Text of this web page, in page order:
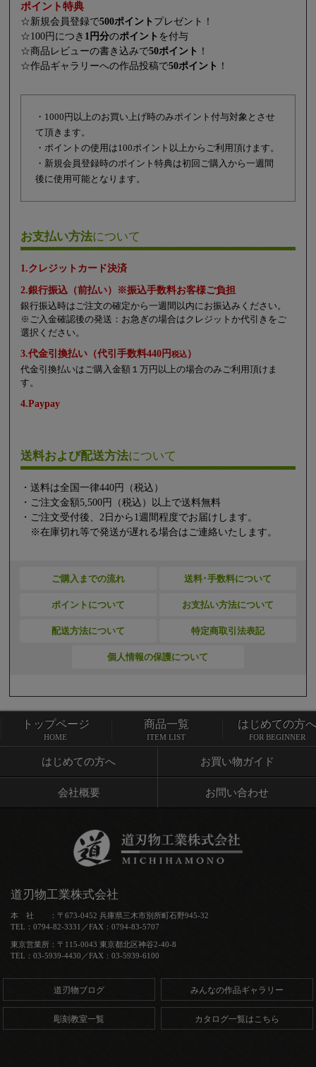
ポイント特典
☆新規会員登録で500ポイント プレゼント！
☆100円につき 1円分のポイント を付与
☆商品レビューの書き込みで50ポイント ！
☆作品ギャラリーへの作品投稿で50ポイント ！
・1000円以上のお買い上げ時のみポイント付与対象とさせ
て頂きます。
・ポイントの使用は100ポイント以上からご利用頂けます。
・新規会員登録時のポイント特典は初回ご購入から一週間
後に使用可能となります。
お支払い方法について
1.クレジットカード決済
2.銀行振込（前払い）※振込手数料お客様ご負担
銀行振込時はご注文の確定から一週間以内にお振込みください。
※ご入金確認後の発送：お急ぎの場合はクレジットか代引きをご
選択ください。
3.代金引換払い（代引手数料440円税込）
代金引換払いはご購入金額１万円以上の場合のみご利用頂けま
す。
4.Paypay
送料および配送方法について
・送料は全国一律440円（税込）
・ご注文金額5,500円（税込）以上で送料無料
・ご注文受付後、2日から1週間程度でお届けします。
※在庫切れ等で発送が遅れる場合はご連絡いたします。
ご購入までの流れ 送料･手数料について
ポイントについて お支払い方法について
配送方法について 特定商取引法表記
個人情報の保護について
トップページ 商品一覧
はじめての方へ お買い物ガイド
会社概要 お問い合わせ
トップページ
HOME
商品一覧
ITEM LIST
はじめての方へ
FOR BEGINNER
道刃物工業株式会社
本 社 ：〒673-0452 兵庫県三木市別所町石野945-32
TEL：0794-82-3331／FAX：0794-83-5707
東京営業所：〒115-0043 東京都北区神谷2-40-8
TEL：03-5939-4430／FAX：03-5939-6100
道刃物ブログ みんなの作品ギャラリー
彫刻教室一覧 カタログ一覧はこちら